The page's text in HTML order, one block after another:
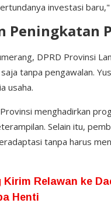
investasi baru,"
Peningkatan
DPRD Provinsi
tanpa pengawalan.
usaha.
menghadirkan
Selain itu,
tanpa harus
Kirim Relawan ke
Henti